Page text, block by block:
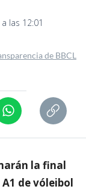
las 12:01
de BBCL
la final
de vóleibol